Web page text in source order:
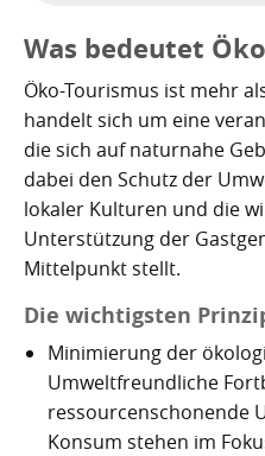
La
La
La Victoria
Los
Puerto
San
San Juan
Piratenangriffe auf
Die Schlacht von
Franco
Zwischen
Die
Die
Legenden, Geheimnisse
La Palma und die
Was bedeutet
Öko-Tourismus ist mehr
handelt sich um eine
die sich auf naturnahe
dabei den Schutz der
lokaler Kulturen und die
Unterstützung der
Mittelpunkt stellt.
Die wichtigsten
Minimierung der
Umweltfreundliche
ressourcenschonende
Konsum stehen im